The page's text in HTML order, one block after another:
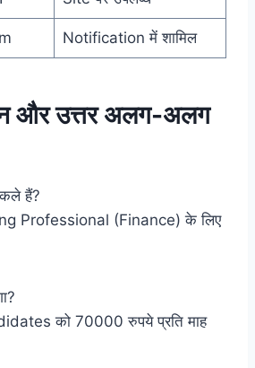
Notification में शामिल
और उत्तर अलग-अलग
हैं?
Professional (Finance) के लिए
को 70000 रुपये प्रति माह